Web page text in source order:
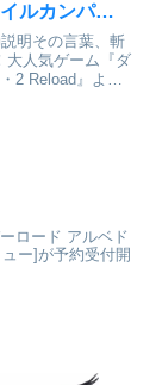
ルカンパニ
中
明その言葉、斬
大人気ゲーム『ダ
2 Reload』よ
ロード アルベド
ー]が予約受付開